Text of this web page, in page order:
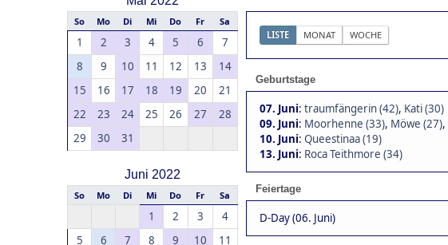
So Mo Di Mi Do Fr Sa
1 2 3 4 5 6
7
8
9 10 11 12 13
14
15
16 17 18 19 20
21
22
23 24 25 26 27
28
29
30 31
Juni 2022
So Mo Di Mi Do Fr Sa
1 2 3
4
5
6 7 8 9 10
11
LISTE MONAT WOCHE
Geburtstage
07. Juni: traumfängerin (42), Kati (30)
09. Juni: Moorhenne (33), Möwe (27),
10. Juni: Queestinaa (19)
13. Juni: Roca Teithmore (34)
Feiertage
D-Day (06. Juni)